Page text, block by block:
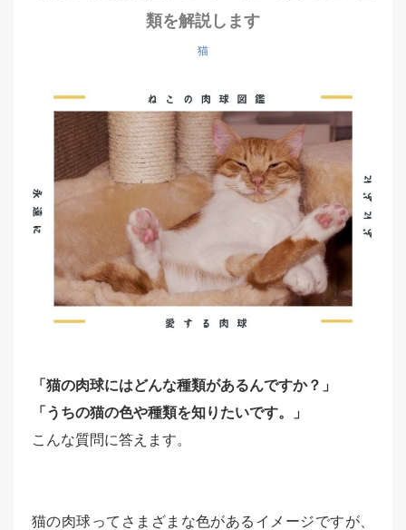
類を解説します
猫
「猫の肉球にはどんな種類があるんですか？」
「うちの猫の色や種類を知りたいです。」
こんな質問に答えます。
猫の肉球ってさまざまな色があるイメージですが、